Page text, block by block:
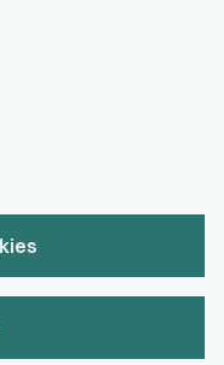
& cookiepolitik